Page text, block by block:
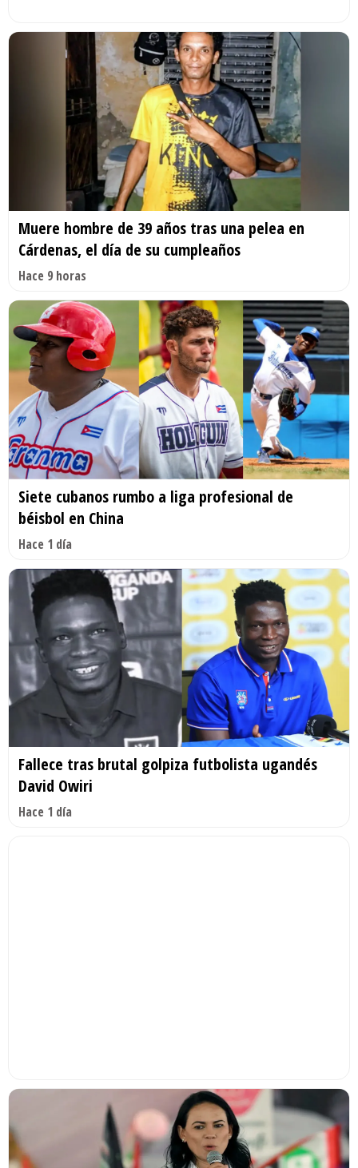
Muere hombre de 39 años tras una pelea en
Cárdenas, el día de su cumpleaños
Hace 9 horas
Siete cubanos rumbo a liga profesional de
béisbol en China
Hace 1 día
Fallece tras brutal golpiza futbolista ugandés
David Owiri
Hace 1 día